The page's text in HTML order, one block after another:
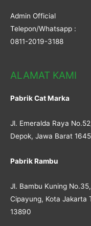
Admin Official
Telepon/Whatsapp :
0811-2019-3188
ALAMAT KAMI
Pabrik Cat Marka
Jl. Emeralda Raya
Depok, Jawa Barat
Pabrik Rambu
Jl. Bambu Kuning
Cipayung, Kota Jakarta
13890